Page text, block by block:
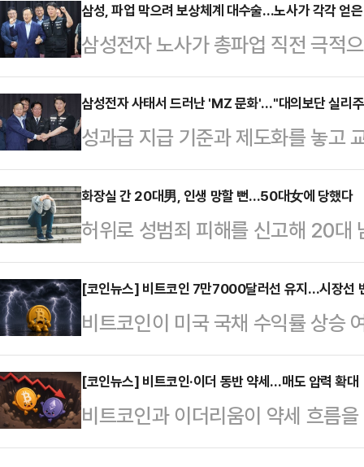
삼성, 파업 막으려 보상체계 대수술…노사가 각각 얻
삼성전자 노사가 총파업 직전 극적
를 놓고는 "삼성이 결국 상당 부분
점이었던 적자 사업부 성과급 배분
이고, 상한 없는 특별성과급 제도까
않게 흔들렸다는 분석이다.20일 공
는 DS(반도체)부문 특별경영성과
로 했다. 재원 규모는 사업성과의
(OPI) 1.5%와 …
삼성전자 사태서 드러난 'MZ 문화'…"대의보단 실리
성과급 지급 기준과 제도화를 놓고
의안을 도출하며 총파업이라는 큰
동이 투쟁과 연대, 그리고 사회적
(1980년~2000년 출생자) 중심의
적 이익과 보상을 최우선으로 삼는
다.반면 이들이 내세운 실리주의가
계를 고스란히 드러냈다는 지적도
자지부(삼성전자 초기업노조…
화장실 간 20대男, 인생 망할 뻔…50대女에 당했다
허위로 성범죄 피해를 신고해 20
형의 집행유예를 선고받았다.12일
현권 판사는 무고 혐의로 기소된
1년을 선고했다.A씨는 고의가 없었
나 재판부는 이를 받아들이지 않았
른 남성의 행동이 거짓일 수 있다는
보여 무고의 고의가 인정된다"고
칫 피무고자가 중대한 처…
[코인뉴스] 비트코인 7만7000달러선 유지…시장선
비트코인이 미국 국채 수익률 상승
흐름을 이어가고 있다.단기 반등세
이 다시 커질 가능성에도 주목하는
랫폼 코인게코에 따르면 이날 오
에 거래됐다.1시간 전 대비 0.2%,
[코인뉴스] 비트코인·이더 동반 약세…매도 압력 확대
비트코인과 이더리움이 약세 흐름
게가 실리고 있다.미국 도널드 트럼